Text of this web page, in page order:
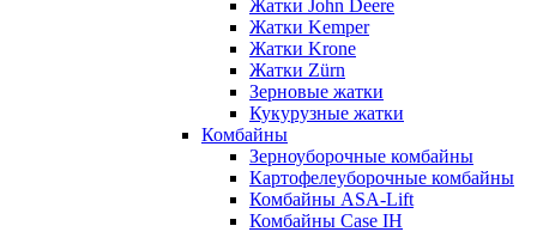
Жатки John Deere
Жатки Kemper
Жатки Krone
Жатки Zürn
Зерновые жатки
Кукурузные жатки
Комбайны
Зерноуборочные комбайны
Картофелеуборочные комбайны
Комбайны ASA-Lift
Комбайны Case IH